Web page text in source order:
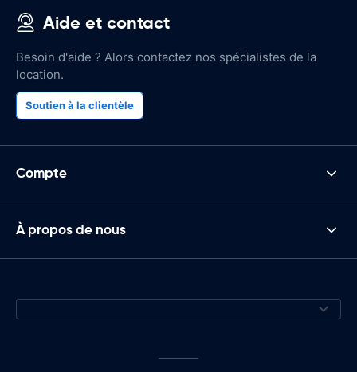
Aide et contact
Besoin d'aide ? Alors contactez nos spécialistes de la
location.
Soutien à la clientèle
Compte
À propos de nous